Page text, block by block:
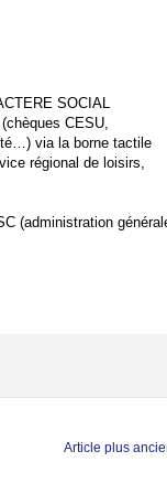
SOCIAL
CESU,
via la borne tactile
régional de loisirs,
(administration
Article plus